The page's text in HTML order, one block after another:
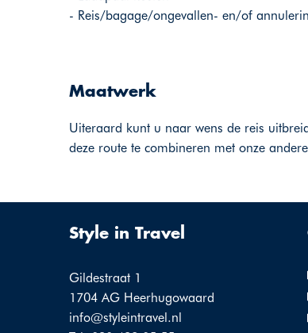
- Reis/bagage/ongevallen- en/of
Maatwerk
Uiteraard kunt u naar wens de reis
deze route te combineren met onze
Style in Travel
Gildestraat 1
1704 AG Heerhugowaard
info@styleintravel.nl